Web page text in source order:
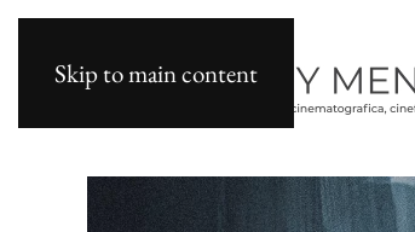
Skip to main content